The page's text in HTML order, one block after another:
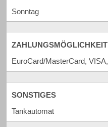
Sonntag
EuroCard/MasterCard,
SONSTIGES
Tankautomat